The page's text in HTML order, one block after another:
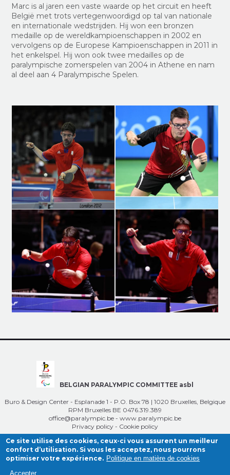
Marc is al jaren een vaste waarde op het circuit en heeft
België met trots vertegenwoordigd op tal van nationale
en internationale wedstrijden. Hij won een bronzen
medaille op de wereldkampioenschappen in 2002 en
vervolgens op de Europese Kampioenschappen in 2011 in
het enkelspel. Hij won ook twee medailles op de
paralympische zomerspelen van 2004 in Athene en nam
al deel aan 4 Paralympische Spelen.
BELGIAN PARALYMPIC COMMITTEE asbl
Buro & Design Center - Esplanade 1 - P.O. Box 78 | 1020 Bruxelles, Belgique
RPM Bruxelles BE 0476.319.389
office@paralympic.be - www.paralympic.be
Privacy policy - Cookie policy
Ce site utilise des cookies, ceux-ci vous assurent un meilleur
confort d’utilisation. Si vous les acceptez, nous pourrons
optimiser votre expérience. Politique en matière de cookies
Accepter